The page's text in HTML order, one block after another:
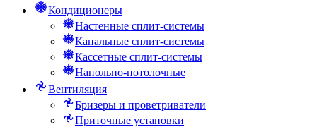
Кондиционеры
Настенные сплит-системы
Канальные сплит-системы
Кассетные сплит-системы
Напольно-потолочные
Вентиляция
Бризеры и проветриватели
Приточные установки